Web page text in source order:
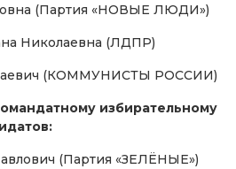
(Партия «НОВЫЕ ЛЮДИ»)
Николаевна (ЛДПР)
(КОММУНИСТЫ РОССИИ)
избирательному
(Партия «ЗЕЛЁНЫЕ»)